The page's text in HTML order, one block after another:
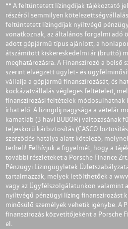
** A feltüntetett lízingdíjak tájékoztató
részéről semmilyen
feltüntetett lízingdíjak nyíltvégű
vonatkoznak, az általános forgalmi adó
adott gépjármű típus ajánlott, a
átszámított kiskereskedelmi ár (bruttó)
meghatározásra. A Finanszírozó a belső
szerint elvégzett ügylet- és
vállalja a gépjármű finanszírozását, és
kockázatvállalás végleges feltételeit,
finanszírozási feltételek módosulhatnak
írhat elő. A lízingdíj nagysága a vételár
kamatláb (3 havi BUBOR) változásának
teljeskörű kárbiztosítás (CASCO
szerződés hatálya alatt kötelező,
terheli! Felhívjuk a figyelmét, hogy a
további részleteket a Porsche Finance
Pénzügyi Lízingügyletek
tartalmazzák, melyek letölthetőek a
vagy az Ügyfélszolgálatunkon valamint
nyíltvégű pénzügyi lízing finanszírozást
minősülő személyek vehetik igénybe. A
finanszírozás közvetítőjeként a Porsche
el.